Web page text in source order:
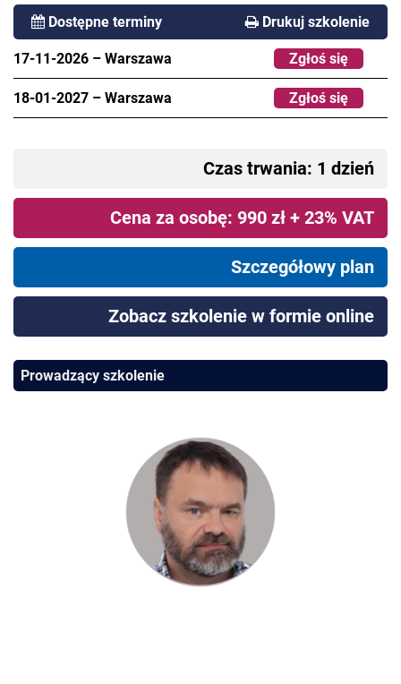
Dostępne terminy Drukuj szkolenie
17-11-2026 – Warszawa Zgłoś się
18-01-2027 – Warszawa Zgłoś się
Czas trwania: 1 dzień
Cena za osobę: 990 zł + 23% VAT
Szczegółowy plan
Zobacz szkolenie w formie online
Prowadzący szkolenie